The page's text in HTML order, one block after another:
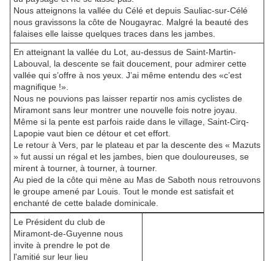
Nous atteignons la vallée du Célé et depuis Sauliac-sur-Célé
nous gravissons la côte de Nougayrac. Malgré la beauté des
falaises elle laisse quelques traces dans les jambes.
En atteignant la vallée du Lot, au-dessus de Saint-Martin-
Labouval, la descente se fait doucement, pour admirer cette
vallée qui s’offre à nos yeux. J’ai même entendu des «c’est
magnifique !».
Nous ne pouvions pas laisser repartir nos amis cyclistes de
Miramont sans leur montrer une nouvelle fois notre joyau.
Même si la pente est parfois raide dans le village, Saint-Cirq-
Lapopie vaut bien ce détour et cet effort.
Le retour à Vers, par le plateau et par la descente des « Mazuts
» fut aussi un régal et les jambes, bien que douloureuses, se
mirent à tourner, à tourner, à tourner.
Au pied de la côte qui mène au Mas de Saboth nous retrouvons
le groupe amené par Louis. Tout le monde est satisfait et
enchanté de cette balade dominicale.
Le Président du club de
Miramont-de-Guyenne nous
invite à prendre le pot de
l'amitié sur leur lieu